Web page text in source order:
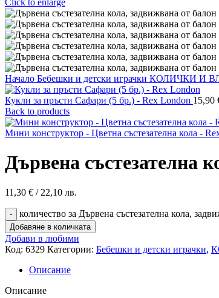
Click to enlarge
Начало Бебешки и детски играчки КОЛИЧКИ И
Кукли за пръсти Сафари (5 бр.) - Rex London 15,90
Back to products
Мини конструктор - Цветна състезателна кола -
Дървена състезателна
11,30 € / 22,10 лв.
количество за Дървена състезателна кола,
Добавяне в количката
Добави в любими
Код: 6329 Категории: Бебешки и детски играчки,
Описание
Описание